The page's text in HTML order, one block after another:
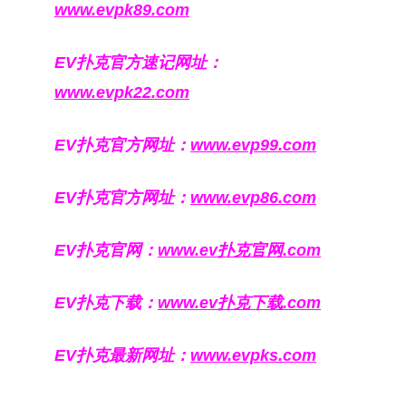
www.evpk89.com
EV扑克官方速记网址：
www.evpk22.com
EV扑克官方网址： www.evp99.com
EV扑克官方网址： www.evp86.com
EV扑克官网： www.ev扑克官网.com
EV扑克下载： www.ev扑克下载.com
EV扑克最新网址： www.evpks.com